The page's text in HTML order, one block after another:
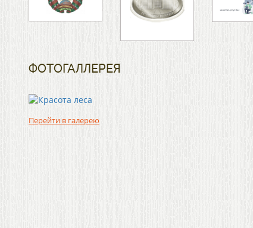
ФОТОГАЛЛЕРЕЯ
Перейти в галерею